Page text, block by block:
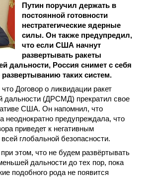
Путин поручил держать в
постоянной готовности
нестратегические ядерные
силы. Он также предупредил,
что если США начнут
развертывать ракеты
дальности, Россия снимет с себя
развертыванию таких систем.
Договор о ликвидации ракет
дальности (ДРСМД) прекратил свое
США. Он напомнил, что
неоднократно предупреждала, что
приведет к негативным
глобальной безопасности.
этом, что не будем развёртывать
дальности до тех пор, пока
подобного рода не появится